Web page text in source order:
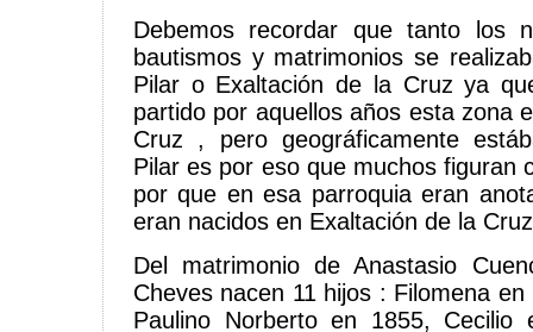
Debemos recordar que tanto los
bautismos y matrimonios se
Pilar o Exaltación de la Cruz ya
partido por aquellos años esta zona
Cruz , pero geográficamente
Pilar es por eso que muchos figuran
por que en esa parroquia eran
eran nacidos en Exaltación de la
Del matrimonio de Anastasio
Cheves nacen 11 hijos : Filomena
Paulino Norberto en 1855, Cecilio